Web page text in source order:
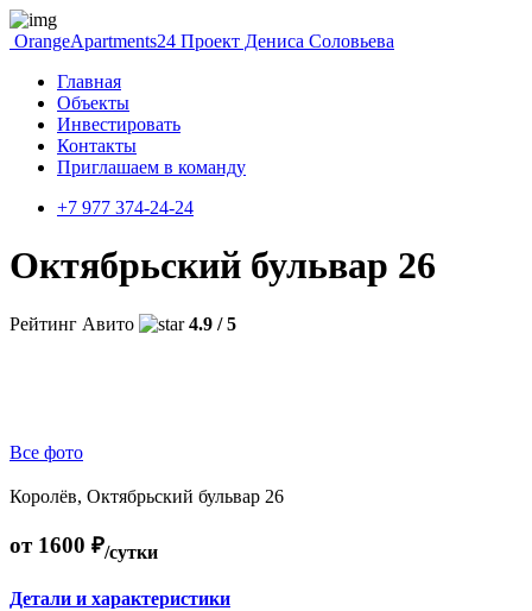
OrangeApartments24 Проект Дениса Соловьева
Главная
Объекты
Инвестировать
Контакты
Приглашаем в команду
+7 977 374-24-24
Октябрьский бульвар 26
Рейтинг Авито 4.9 / 5
Все фото
Королёв, Октябрьский бульвар 26
от 1600 ₽/сутки
Детали и характеристики